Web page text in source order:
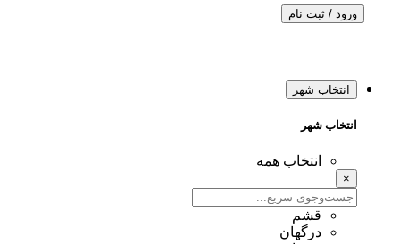
ورود / ثبت نام
انتخاب شهر
انتخاب شهر
انتخاب همه
×
قشم
درگهان